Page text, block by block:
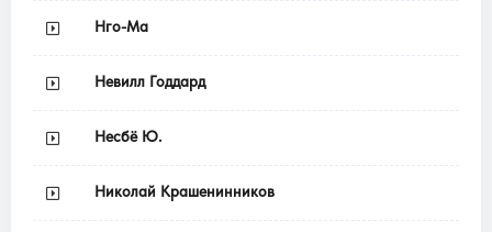
Нго-Ма
Невилл Годдард
Несбё Ю.
Николай Крашенинников